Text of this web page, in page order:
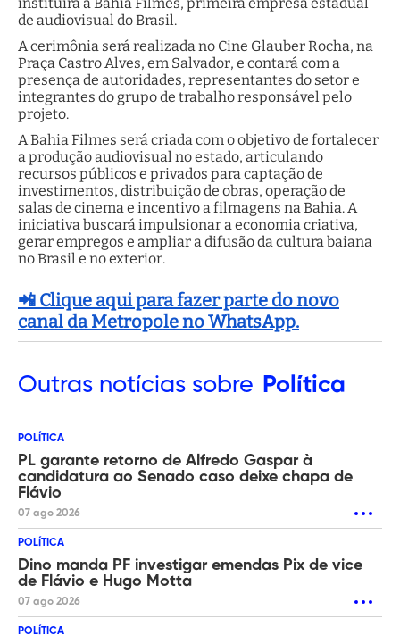
de audiovisual do Brasil.
A cerimônia será realizada no Cine Glauber Rocha, na
Praça Castro Alves, em Salvador, e contará com a
presença de autoridades, representantes do setor e
integrantes do grupo de trabalho responsável pelo
projeto.
A Bahia Filmes será criada com o objetivo de fortalecer
a produção audiovisual no estado, articulando
recursos públicos e privados para captação de
investimentos, distribuição de obras, operação de
salas de cinema e incentivo a filmagens na Bahia. A
iniciativa buscará impulsionar a economia criativa,
gerar empregos e ampliar a difusão da cultura baiana
no Brasil e no exterior.
📲 Clique aqui para fazer parte do novo
canal da Metropole no WhatsApp.
Outras notícias sobre Política
POLÍTICA
PL garante retorno de Alfredo Gaspar à
candidatura ao Senado caso deixe chapa de
Flávio
07 ago 2026
POLÍTICA
Dino manda PF investigar emendas Pix de vice
de Flávio e Hugo Motta
07 ago 2026
POLÍTICA